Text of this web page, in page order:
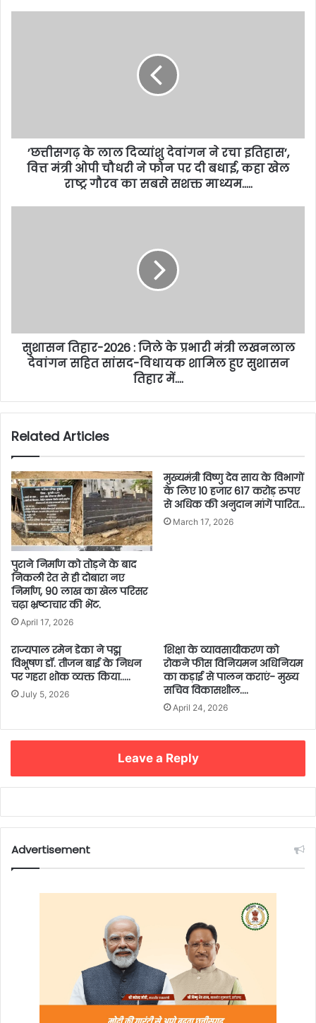
’छत्तीसगढ़ के लाल दिव्यांशु देवांगन ने रचा इतिहास’,
वित्त मंत्री ओपी चौधरी ने फोन पर दी बधाई, कहा खेल
राष्ट्र गौरव का सबसे सशक्त माध्यम…..
सुशासन तिहार-2026 : जिले के प्रभारी मंत्री लखनलाल
देवांगन सहित सांसद-विधायक शामिल हुए सुशासन
तिहार में….
Related Articles
पुराने निर्माण को तोड़ने के बाद
निकली रेत से ही दोबारा नए
निर्माण, 90 लाख का खेल परिसर
चढ़ा भ्रष्टाचार की भेंट.
April 17, 2026
मुख्यमंत्री विष्णु देव साय के विभागों
के लिए 10 हजार 617 करोड़ रुपए
से अधिक की अनुदान मांगें पारित…
March 17, 2026
राज्यपाल रमेन डेका ने पद्म
विभूषण डॉ. तीजन बाई के निधन
पर गहरा शोक व्यक्त किया…..
July 5, 2026
शिक्षा के व्यावसायीकरण को
रोकने फीस विनियमन अधिनियम
का कड़ाई से पालन कराएं- मुख्य
सचिव विकासशील….
April 24, 2026
Leave a Reply
Advertisement